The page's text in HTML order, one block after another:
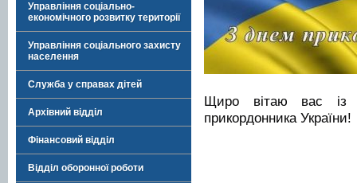
Управління соціально-
економічного розвитку території
Управління соціального захисту
населення
Служба у справах дітей
Архівний відділ
Фінансовий відділ
Відділ оборонної роботи
Щиро вітаю вас із
прикордонника України!